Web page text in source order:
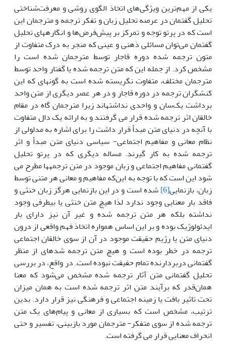
یکی از مهم‌ترین ویژگی‌های اتخاذ الگوی روشی و معرفت‌شناختی
تحلیل گفتمان در عرصه تحلیل زبان و تفکر ترجمه و مترجمان این
است که در پرتو توجه و تمرکز بر پیش‌فرض‌ها و انگاره­های تحلیل
گفتمان می‌توان مسائلی ذهنی و عینی که منجر به درک متفاوت از
متون ترجمه شده دوره قاجار توسط مترجمان شده است را
مشخص کرد. از جمله این که متن ترجمه شده یا گفتار واحد توسط
مترجمان مختلف، متفاوت نگریسته شده است به گونه­ای که این
کنشگران ترجمه در دوره قاجار و در هر عصر دیگری از متن واحد
برداشت یک‌سان و واحدی نداشته­اند زیرا مترجمان گاه در مقام
خالقان اثر ترجمه شده قرار می گرفتند و به ارائه یک دال متفاوت
با آنچه در دنیای متن مبدأ قرار داشت را برای اشاره به مدلولی از
نظام معانی و مفاهیم اجتماعی- سیاسی دنیای متن مبدأ و اثر
ترجمه شده به کار گیرند. مساله دیگری که در پرتو تحلیل
گفتمانی مفاهیم اجتماعی و زبان موجود در متن ترجمه­ها مطرح می
شود این است که با توجه به این‌که مفاهیم و معانی هر متنی توسط
زبان، بازنمایی[6] شده است و در این بازنمایی هرگز زبان خنثی و
فاقد بار معنایی وجود ندارد لذا هیچ متن خنثی یا بی­طرفی وجود
نداشته بلکه هر متن ترجمه شده و غیر آن نیز دارای بار
ایدئولوژیک بوده و بر این اساس همواره اتخاذ فهم واقعی از درون
دنیای متن یا رژیم حقیقت موجود در آن از سوی خالقان اجتماعی
ترجمه در خطر بوده است و هیچ متن ترجمه شده­ای از منظر
گفتمانی دربردارنده تمام حقیقت نبوده است. در واقع، در بررسی
تحلیل گفتمانی متن آثار ترجمه شده مشخص می‌شود که معنا
همان‌قدر که برآیند متن اثر ترجمه شده است به همان میزان
تحت تاثیر بافت یا زمینه اجتماعی و فرهنگی نیز قرار دارد. بدین
ترتیب، مشخص است که بسیاری از معانی و پیام‌های یک متن
ترجمه شده از سوی متفکر- مترجمان مورد بازبینی، تفسیر و حتی
انحراف معنایی قرار می گرفته است.